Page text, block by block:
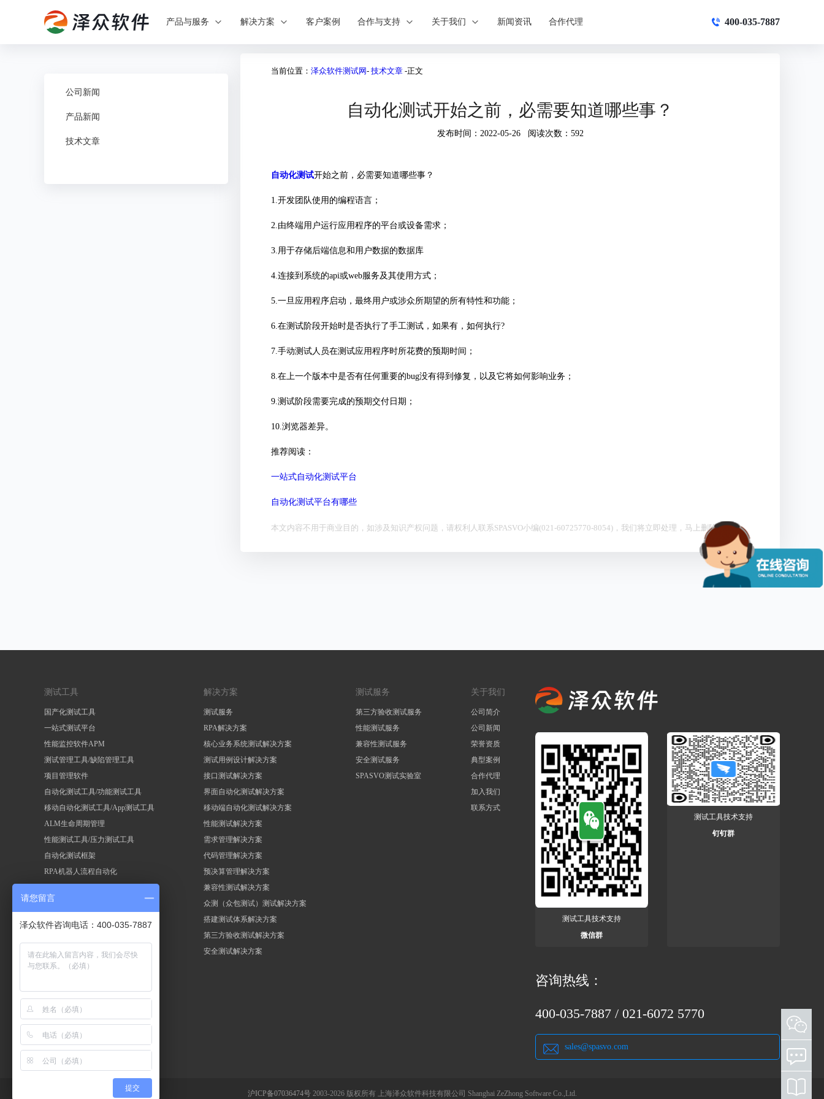
产品与服务 解决方案 客户案例 合作与支持 关于我们 新闻资讯 合作代理 400-035-7887
公司新闻
产品新闻
技术文章
当前位置： 泽众软件测试网- 技术文章 -正文
自动化测试开始之前，必需要知道哪些事？
发布时间：2022-05-26 阅读次数：592
自动化测试开始之前，必需要知道哪些事？
1.开发团队使用的编程语言；
2.由终端用户运行应用程序的平台或设备需求；
3.用于存储后端信息和用户数据的数据库
4.连接到系统的api或web服务及其使用方式；
5.一旦应用程序启动，最终用户或涉众所期望的所有特性和功能；
6.在测试阶段开始时是否执行了手工测试，如果有，如何执行?
7.手动测试人员在测试应用程序时所花费的预期时间；
8.在上一个版本中是否有任何重要的bug没有得到修复，以及它将如何影响业务；
9.测试阶段需要完成的预期交付日期；
10.浏览器差异。
推荐阅读：
一站式自动化测试平台
自动化测试平台有哪些
本文内容不用于商业目的，如涉及知识产权问题，请权利人联系SPASVO小编(021-60725770-8054)，我们将立即处理，马上删除。
测试工具
国产化测试工具
一站式测试平台
性能监控软件APM
测试管理工具/缺陷管理工具
项目管理软件
自动化测试工具/功能测试工具
移动自动化测试工具/App测试工具
ALM生命周期管理
性能测试工具/压力测试工具
自动化测试框架
RPA机器人流程自动化
解决方案
测试服务
RPA解决方案
核心业务系统测试解决方案
测试用例设计解决方案
接口测试解决方案
界面自动化测试解决方案
移动端自动化测试解决方案
性能测试解决方案
需求管理解决方案
代码管理解决方案
预决算管理解决方案
兼容性测试解决方案
众测（众包测试）测试解决方案
搭建测试体系解决方案
第三方验收测试解决方案
安全测试解决方案
测试服务
第三方验收测试服务
性能测试服务
兼容性测试服务
安全测试服务
SPASVO测试实验室
关于我们
公司简介
公司新闻
荣誉资质
典型案例
合作代理
加入我们
联系方式
测试工具技术支持
微信群
测试工具技术支持
钉钉群
咨询热线：
400-035-7887 / 021-6072 5770
sales@spasvo.com
沪ICP备07036474号2003-2026 版权所有 上海泽众软件科技有限公司 Shanghai ZeZhong Software Co.,Ltd.
请您留言
泽众软件咨询电话：400-035-7887
提交